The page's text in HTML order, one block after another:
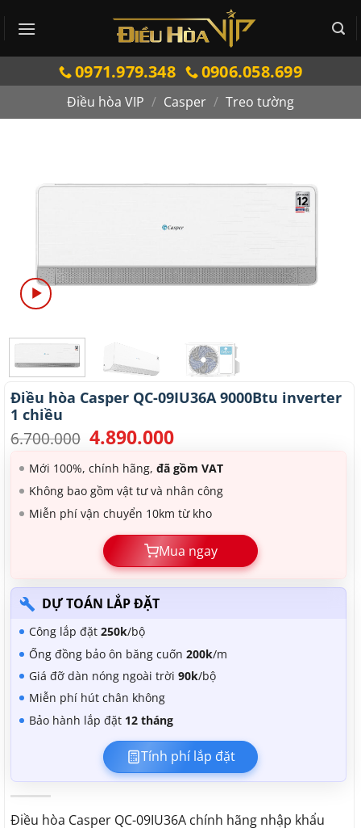
qua
0971.979.348 0906.058.699
Điều hòa VIP / Casper / Treo tường
Điều hòa Casper QC-09IU36A 9000Btu inverter
1 chiều
6.700.000 Giá
gốc
là:
6.700.000.
4.890.000Giá
tại
là:
4.890.000.
Mới 100%, chính hãng, đã gồm VAT
Không bao gồm vật tư và nhân công
Miễn phí vận chuyển 10km từ kho
Mua ngay
DỰ TOÁN LẮP ĐẶT
Công lắp đặt 250k/bộ
Ống đồng bảo ôn băng cuốn 200k/m
Giá đỡ dàn nóng ngoài trời 90k/bộ
Miễn phí hút chân không
Bảo hành lắp đặt 12 tháng
Tính phí lắp đặt
Điều hòa Casper QC-09IU36A chính hãng nhập khẩu